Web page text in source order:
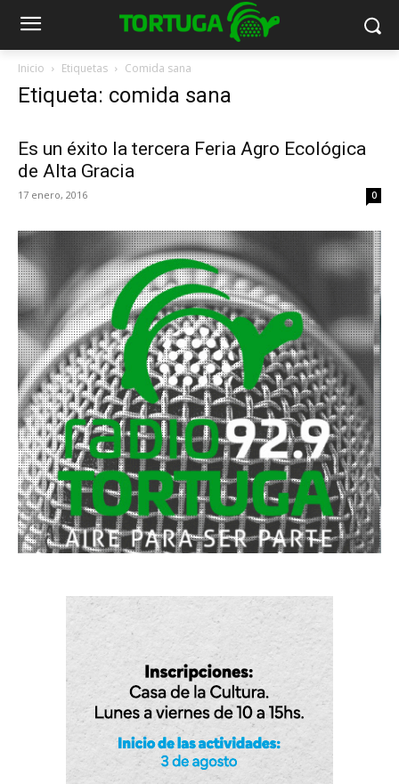
Inicio Etiquetas Comida sana
Etiqueta: comida sana
Es un éxito la tercera Feria Agro Ecológica
de Alta Gracia
17 enero, 2016 0